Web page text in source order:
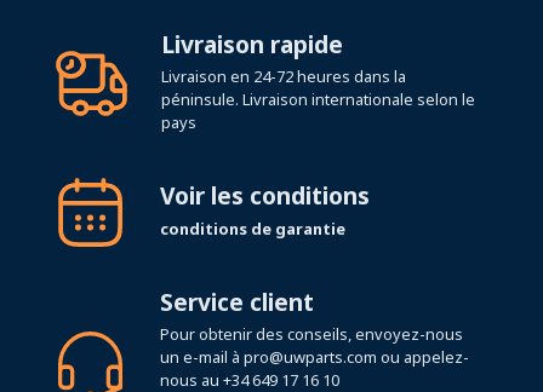
Livraison rapide
Livraison en 24-72 heures dans la
péninsule. Livraison internationale selon le
pays
Voir les conditions
conditions de garantie
Service client
Pour obtenir des conseils, envoyez-nous
un e-mail à pro@uwparts.com ou appelez-
nous au +34 649 17 16 10